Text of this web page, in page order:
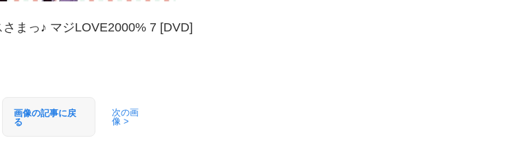
まっ♪ マジLOVE2000% 7 [DVD]
画像の記事に戻
る
次の画
像 >